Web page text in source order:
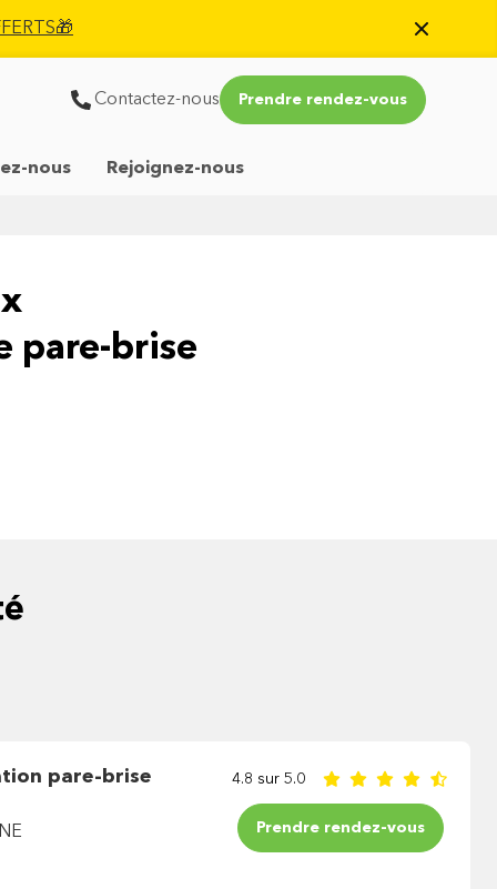
Contactez-nous Prendre rendez-vous
nous Rejoignez-nous
pare-brise
pare-brise 4.8 sur 5.0
Prendre rendez-vous